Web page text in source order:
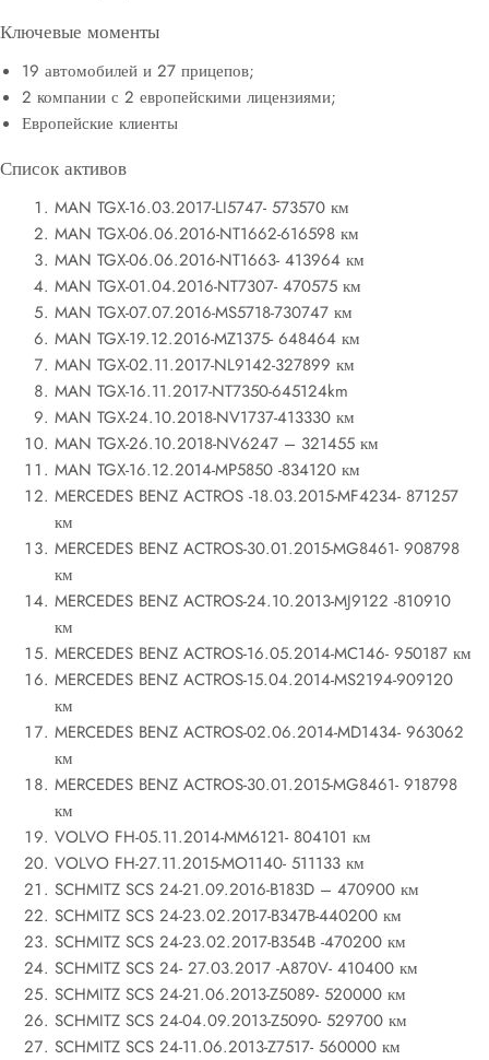
Ключевые моменты
19 автомобилей и 27 прицепов;
2 компании с 2 европейскими лицензиями;
Европейские клиенты
Список активов
MAN TGX-16.03.2017-LI5747- 573570 км
MAN TGX-06.06.2016-NT1662-616598 км
MAN TGX-06.06.2016-NT1663- 413964 км
MAN TGX-01.04.2016-NT7307- 470575 км
MAN TGX-07.07.2016-MS5718-730747 км
MAN TGX-19.12.2016-MZ1375- 648464 км
MAN TGX-02.11.2017-NL9142-327899 км
MAN TGX-16.11.2017-NT7350-645124km
MAN TGX-24.10.2018-NV1737-413330 км
MAN TGX-26.10.2018-NV6247 – 321455 км
MAN TGX-16.12.2014-MP5850 -834120 км
MERCEDES BENZ ACTROS -18.03.2015-MF4234- 871257
км
MERCEDES BENZ ACTROS-30.01.2015-MG8461- 908798
км
MERCEDES BENZ ACTROS-24.10.2013-MJ9122 -810910
км
MERCEDES BENZ ACTROS-16.05.2014-MC146- 950187 км
MERCEDES BENZ ACTROS-15.04.2014-MS2194-909120
км
MERCEDES BENZ ACTROS-02.06.2014-MD1434- 963062
км
MERCEDES BENZ ACTROS-30.01.2015-MG8461- 918798
км
VOLVO FH-05.11.2014-MM6121- 804101 км
VOLVO FH-27.11.2015-MO1140- 511133 км
SCHMITZ SCS 24-21.09.2016-B183D – 470900 км
SCHMITZ SCS 24-23.02.2017-B347B-440200 км
SCHMITZ SCS 24-23.02.2017-B354B -470200 км
SCHMITZ SCS 24- 27.03.2017 -A870V- 410400 км
SCHMITZ SCS 24-21.06.2013-Z5089- 520000 км
SCHMITZ SCS 24-04.09.2013-Z5090- 529700 км
SCHMITZ SCS 24-11.06.2013-Z7517- 560000 км